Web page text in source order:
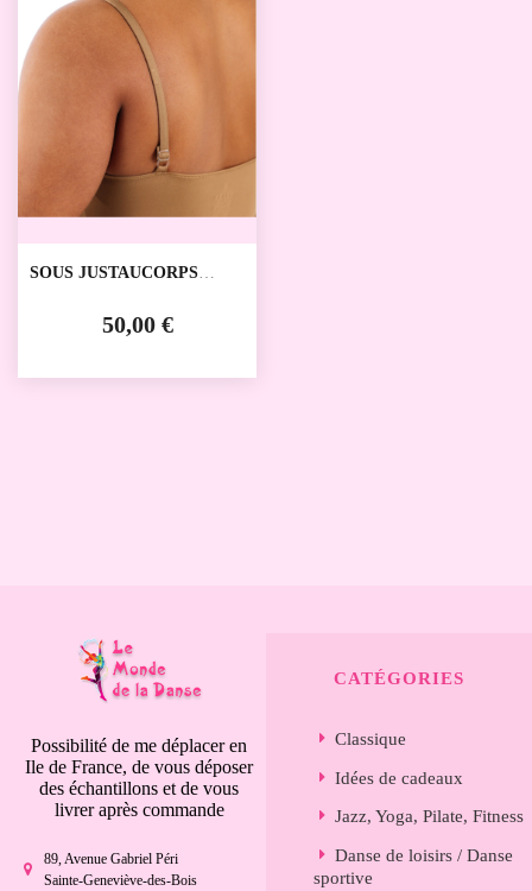
SOUS JUSTAUCORPS
SOUS JUSTAUCORPS
50,00 €
Possibilité de me déplacer en
Ile de France, de vous déposer
des échantillons et de vous
livrer après commande
89, Avenue Gabriel Péri
Sainte-Geneviève-des-Bois
CATÉGORIES
Classique
Idées de cadeaux
Jazz, Yoga, Pilate, Fitness
Danse de loisirs / Danse
sportive